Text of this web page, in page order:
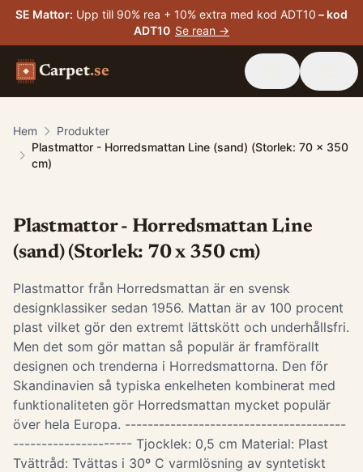
SE Mattor: Upp till 90% rea + 10% extra med kod ADT10 – kod
ADT10 Se rean →
Carpet.se
Hem
Produkter
Plastmattor - Horredsmattan Line (sand) (Storlek: 70 x 350
cm)
Plastmattor - Horredsmattan Line
(sand) (Storlek: 70 x 350 cm)
Plastmattor från Horredsmattan är en svensk
designklassiker sedan 1956. Mattan är av 100 procent
plast vilket gör den extremt lättskött och underhållsfri.
Men det som gör mattan så populär är framförallt
designen och trenderna i Horredsmattorna. Den för
Skandinavien så typiska enkelheten kombinerat med
funktionaliteten gör Horredsmattan mycket populär
över hela Europa. ---------------------------------------
--------------------- Tjocklek: 0,5 cm Material: Plast
Tvättråd: Tvättas i 30º C varmlösning av syntetiskt